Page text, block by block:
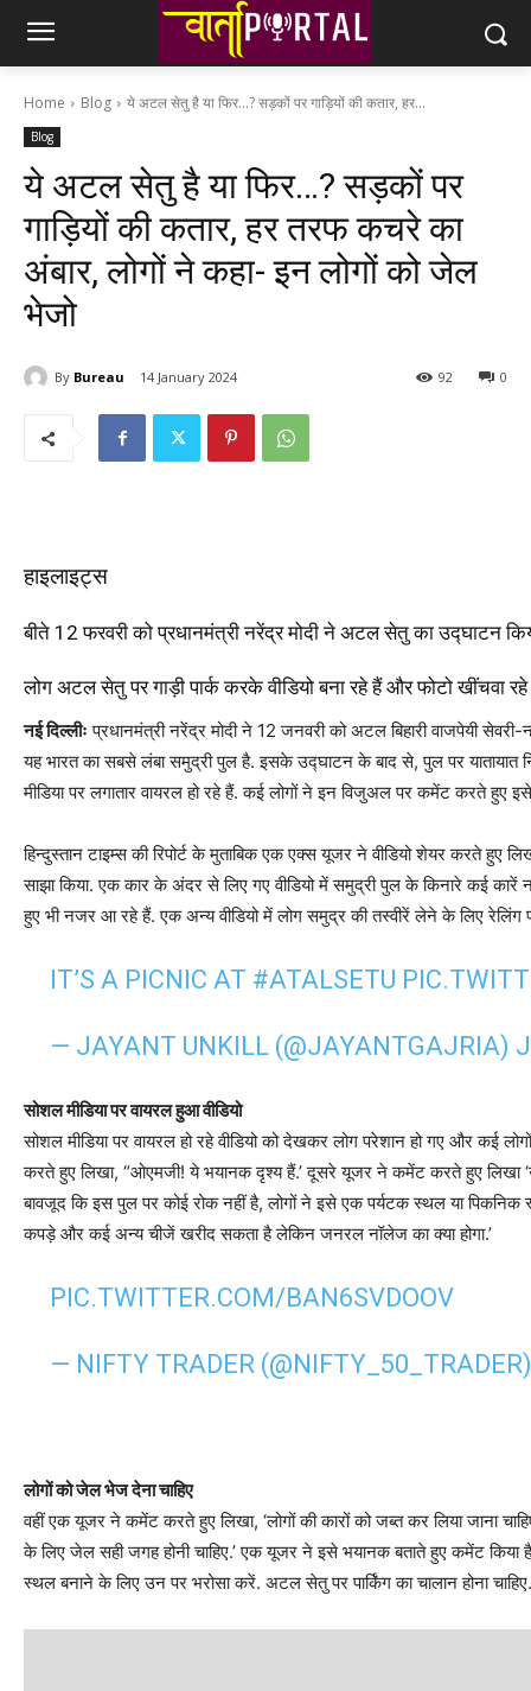
Home Blog ये अटल सेतु है या फिर...? सड़कों पर गाड़ियों की कतार, हर...
Blog
ये अटल सेतु है या फिर…? सड़कों पर
गाड़ियों की कतार, हर तरफ कचरे का
अंबार, लोगों ने कहा- इन लोगों को जेल
भेजो
By Bureau 14 January 2024 0
92
हाइलाइट्स
बीते 12 फरवरी को प्रधानमंत्री नरेंद्र मोदी ने अटल सेतु का उद्घाटन
लोग अटल सेतु पर गाड़ी पार्क करके वीडियो बना रहे हैं और फोटो खींचवा
नई दिल्लीः प्रधानमंत्री नरेंद्र मोदी ने 12 जनवरी को अटल बिहारी वाजपेयी
यह भारत का सबसे लंबा समुद्री पुल है. इसके उद्घाटन के बाद से, पुल पर
मीडिया पर लगातार वायरल हो रहे हैं. कई लोगों ने इन विजुअल पर कमेंट करते हुए
हिन्दुस्तान टाइम्स की रिपोर्ट के मुताबिक एक एक्स यूजर ने वीडियो शेयर करते हुए
साझा किया. एक कार के अंदर से लिए गए वीडियो में समुद्री पुल के किनारे कई
हुए भी नजर आ रहे हैं. एक अन्य वीडियो में लोग समुद्र की तस्वीरें लेने के लिए
IT’S A PICNIC AT #ATALSETU
— JAYANT UNKILL (@JAYANTGAJRIA)
सोशल मीडिया पर वायरल हुआ वीडियो
सोशल मीडिया पर वायरल हो रहे वीडियो को देखकर लोग परेशान हो गए और कई
करते हुए लिखा, “ओएमजी! ये भयानक दृश्य हैं.’ दूसरे यूजर ने कमेंट करते हुए लिखा
बावजूद कि इस पुल पर कोई रोक नहीं है, लोगों ने इसे एक पर्यटक स्थल या
कपड़े और कई अन्य चीजें खरीद सकता है लेकिन जनरल नॉलेज का क्या होगा.’
PIC.TWITTER.COM/BAN6SVDOOV
— NIFTY TRADER
लोगों को जेल भेज देना चाहिए
वहीं एक यूजर ने कमेंट करते हुए लिखा, ‘लोगों की कारों को जब्त कर लिया जाना
के लिए जेल सही जगह होनी चाहिए.’ एक यूजर ने इसे भयानक बताते हुए कमेंट
स्थल बनाने के लिए उन पर भरोसा करें. अटल सेतु पर पार्किंग का चालान होना